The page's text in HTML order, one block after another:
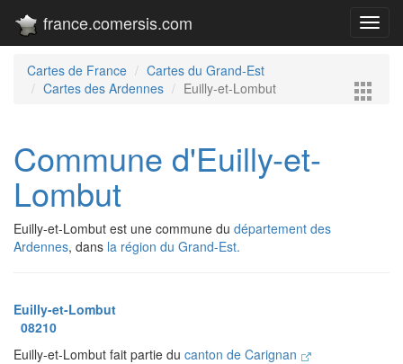
france.comersis.com
Cartes de France
Cartes du Grand-Est
Cartes des Ardennes
Euilly-et-Lombut
Commune d'Euilly-et-
Lombut
Euilly-et-Lombut est une commune du département des
Ardennes, dans la région du Grand-Est.
Euilly-et-Lombut
08210
Euilly-et-Lombut fait partie du canton de Carignan